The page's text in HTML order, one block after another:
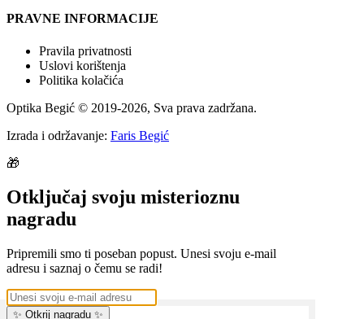
PRAVNE INFORMACIJE
Pravila privatnosti
Uslovi korištenja
Politika kolačića
Optika Begić © 2019-2026, Sva prava zadržana.
Izrada i održavanje: Faris Begić
🎁
Otključaj svoju misterioznu
nagradu
Pripremili smo ti poseban popust. Unesi svoju e-mail
adresu i saznaj o čemu se radi!
✨ Otkrij nagradu ✨